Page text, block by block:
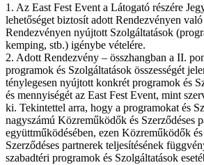
1. Az East Fest Event a Látogató részére
lehetőséget biztosít adott Rendezvényen
Rendezvényen nyújtott Szolgáltatások
kemping, stb.) igénybe vételére.
2. Adott Rendezvény – összhangban a II.
programok és Szolgáltatások összességét
ténylegesen nyújtott konkrét programok és
és mennyiségét az East Fest Event, mint
ki. Tekintettel arra, hogy a programokat és
nagyszámú Közreműködők és Szerződéses
együttműködésében, ezen Közreműködők és
Szerződéses partnerek teljesítésének
szabadtéri programok és Szolgáltatások